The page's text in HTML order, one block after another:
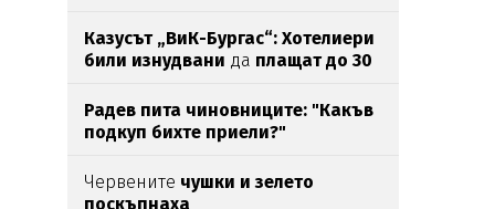
Казусът „ВиК-Бургас“: Хотелиери
били изнудвани да плащат до 30
Радев пита чиновниците: "Какъв
подкуп бихте приели?"
Червените чушки и зелето
поскъпнаха